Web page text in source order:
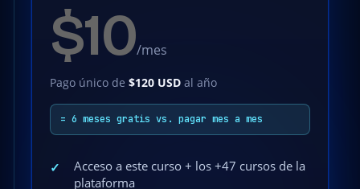
$10/mes
Pago único de $120 USDal año
= 6 meses gratis vs. pagar mes a mes
✓
Acceso a este curso + los +47 cursos de la
plataforma